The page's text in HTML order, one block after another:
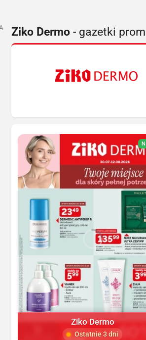
Ziko Dermo - gazetki
Ziko Dermo
Ostatnie 3 dni